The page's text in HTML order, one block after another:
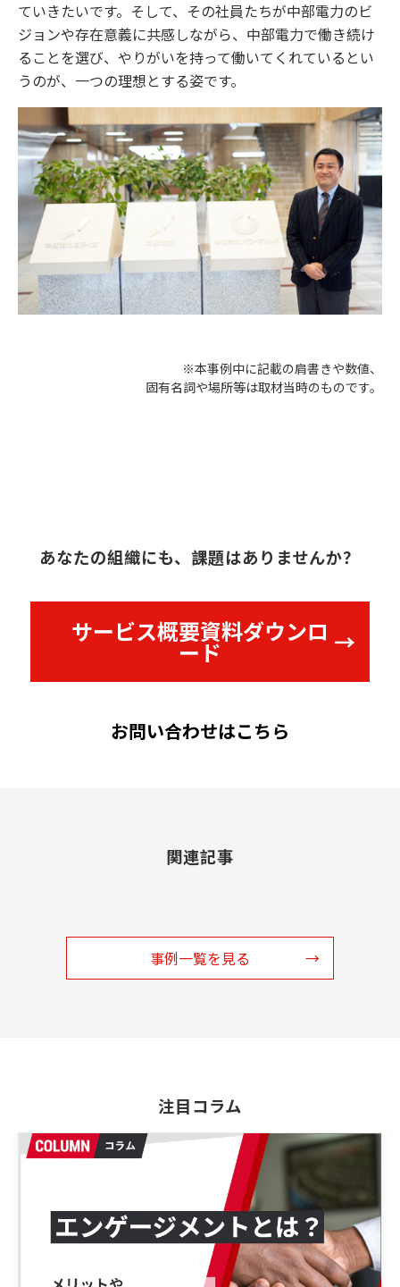
ていきたいです。そして、その社員たちが中部電力のビ
ジョンや存在意義に共感しながら、中部電力で働き続け
ることを選び、やりがいを持って働いてくれているとい
うのが、一つの理想とする姿です。
※本事例中に記載の肩書きや数値、
固有名詞や場所等は取材当時のものです。
あなたの組織にも、課題はありませんか？
サービス概要資料ダウンロ
ード
お問い合わせはこちら
関連記事
事例一覧を見る
注目コラム